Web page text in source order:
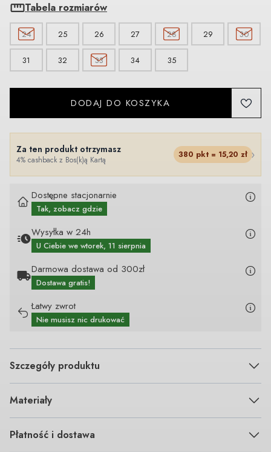
Tabela rozmiarów
24 25 26 27 28 29 30
31 32 33 34 35
DODAJ DO KOSZYKA
Za ten produkt otrzymasz
4% cashback z Bos(k)ą Kartą
380 pkt = 15,20 zł ›
Dostępne stacjonarnie
Tak, zobacz gdzie
Wysyłka w 24h
U Ciebie we wtorek, 11 sierpnia
Darmowa dostawa od 300zł
Dostawa gratis!
Łatwy zwrot
Nie musisz nic drukować
Szczegóły produktu
Materiały
Płatność i dostawa